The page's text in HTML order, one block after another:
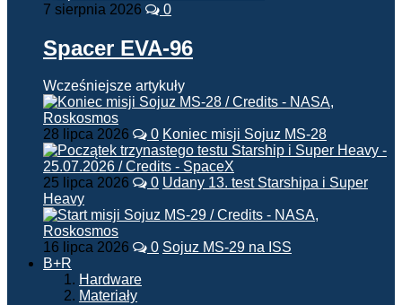
7 sierpnia 2026 0
Spacer EVA-96
Wcześniejsze artykuły
28 lipca 2026 0 Koniec misji Sojuz MS-28
25 lipca 2026 0 Udany 13. test Starshipa i Super
Heavy
16 lipca 2026 0 Sojuz MS-29 na ISS
B+R
Hardware
Materiały